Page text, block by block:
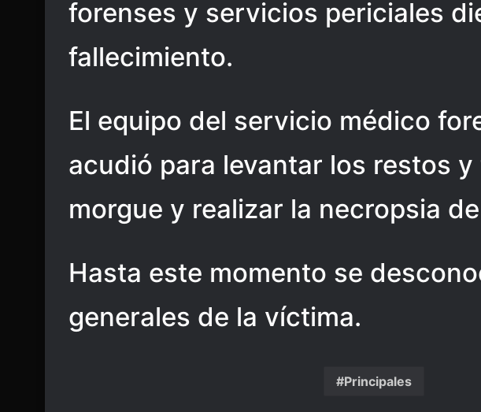
forenses y servicios periciales
fallecimiento.
El equipo del servicio médico
acudió para levantar los restos
morgue y realizar la necropsia
Hasta este momento se
generales de la víctima.
Principales